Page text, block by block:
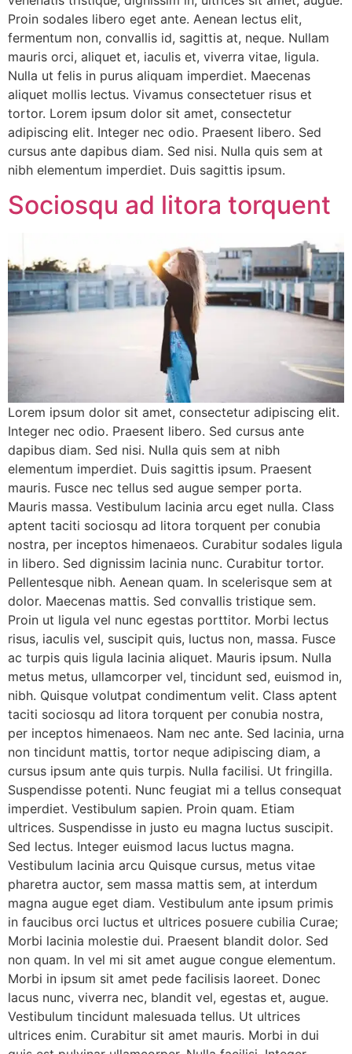
Proin sodales libero eget ante. Aenean lectus elit,
fermentum non, convallis id, sagittis at, neque. Nullam
mauris orci, aliquet et, iaculis et, viverra vitae, ligula.
Nulla ut felis in purus aliquam imperdiet. Maecenas
aliquet mollis lectus. Vivamus consectetuer risus et
tortor. Lorem ipsum dolor sit amet, consectetur
adipiscing elit. Integer nec odio. Praesent libero. Sed
cursus ante dapibus diam. Sed nisi. Nulla quis sem at
nibh elementum imperdiet. Duis sagittis ipsum.
Sociosqu ad litora torquent
Lorem ipsum dolor sit amet, consectetur adipiscing elit.
Integer nec odio. Praesent libero. Sed cursus ante
dapibus diam. Sed nisi. Nulla quis sem at nibh
elementum imperdiet. Duis sagittis ipsum. Praesent
mauris. Fusce nec tellus sed augue semper porta.
Mauris massa. Vestibulum lacinia arcu eget nulla. Class
aptent taciti sociosqu ad litora torquent per conubia
nostra, per inceptos himenaeos. Curabitur sodales ligula
in libero. Sed dignissim lacinia nunc. Curabitur tortor.
Pellentesque nibh. Aenean quam. In scelerisque sem at
dolor. Maecenas mattis. Sed convallis tristique sem.
Proin ut ligula vel nunc egestas porttitor. Morbi lectus
risus, iaculis vel, suscipit quis, luctus non, massa. Fusce
ac turpis quis ligula lacinia aliquet. Mauris ipsum. Nulla
metus metus, ullamcorper vel, tincidunt sed, euismod in,
nibh. Quisque volutpat condimentum velit. Class aptent
taciti sociosqu ad litora torquent per conubia nostra,
per inceptos himenaeos. Nam nec ante. Sed lacinia, urna
non tincidunt mattis, tortor neque adipiscing diam, a
cursus ipsum ante quis turpis. Nulla facilisi. Ut fringilla.
Suspendisse potenti. Nunc feugiat mi a tellus consequat
imperdiet. Vestibulum sapien. Proin quam. Etiam
ultrices. Suspendisse in justo eu magna luctus suscipit.
Sed lectus. Integer euismod lacus luctus magna.
Vestibulum lacinia arcu Quisque cursus, metus vitae
pharetra auctor, sem massa mattis sem, at interdum
magna augue eget diam. Vestibulum ante ipsum primis
in faucibus orci luctus et ultrices posuere cubilia Curae;
Morbi lacinia molestie dui. Praesent blandit dolor. Sed
non quam. In vel mi sit amet augue congue elementum.
Morbi in ipsum sit amet pede facilisis laoreet. Donec
lacus nunc, viverra nec, blandit vel, egestas et, augue.
Vestibulum tincidunt malesuada tellus. Ut ultrices
ultrices enim. Curabitur sit amet mauris. Morbi in dui